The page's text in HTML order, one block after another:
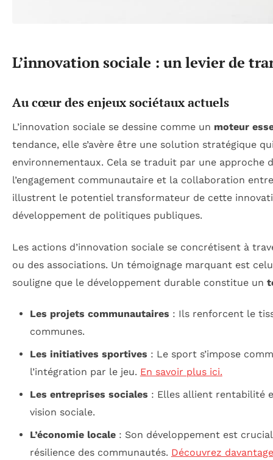
L’innovation sociale : un levier de
Au cœur des enjeux sociétaux actuels
L’innovation sociale se dessine comme un moteur
tendance, elle s’avère être une solution stratégique
environnementaux. Cela se traduit par une approche
l’engagement communautaire et la collaboration
illustrent le potentiel transformateur de cette
développement de politiques publiques.
Les actions d’innovation sociale se concrétisent à
ou des associations. Un témoignage marquant est
souligne que le développement durable constitue un
Les projets communautaires : Ils renforcent le
communes.
Les initiatives sportives : Le sport s’impose
l’intégration par le jeu. En savoir plus ici.
Les entreprises sociales : Elles allient rentabilité
vision sociale.
L’économie locale: Son développement est
résilience des communautés. Découvrez